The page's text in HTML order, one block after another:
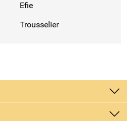
Efie
Trousselier